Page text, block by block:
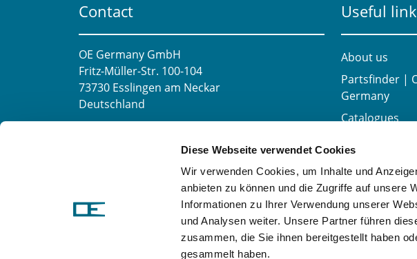
Diese Webseite verwendet Cookies
Wir verwenden Cookies, um Inhalte und
anbieten zu können und die Zugriffe auf unsere
Informationen zu Ihrer Verwendung unserer
und Analysen weiter. Unsere Partner führen
zusammen, die Sie ihnen bereitgestellt haben
gesammelt haben.
Contact
OE Germany GmbH
Fritz-Müller-Str. 100-104​
73730 Esslingen am Neckar​
Deutschland
Mo-Fr 8:00-16:00 Uhr
+49 711 6276980
Fax:+49 711 62769851
Useful
About us
Partsfinder |
Germany
Catalogues